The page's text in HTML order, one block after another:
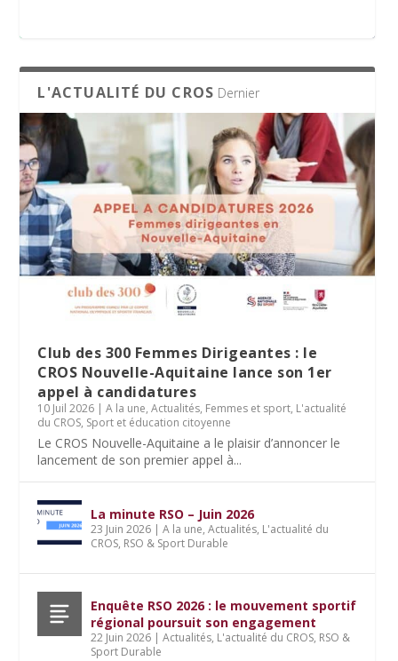
Le Village des Sports 2026 : dix jours de
partage et d’engagement
La minute RSO – Mai 2026
SPORT DATING 2026 : une matinée dédiée
à l’emploi et aux métiers du sport
L'ACTUALITÉ DU CROS Dernier
Club des 300 Femmes Dirigeantes : le
CROS Nouvelle-Aquitaine lance son 1er
appel à candidatures
10 Juil 2026 |A la une,Actualités, Femmes et sport, L'actualité
du CROS, Sport et éducation citoyenne
Le CROS Nouvelle-Aquitaine a le plaisir d’annoncer le
lancement de son premier appel à...
La minute RSO – Juin 2026
23 Juin 2026 |A la une,Actualités, L'actualité du
CROS, RSO & Sport Durable
Enquête RSO 2026 : le mouvement sportif
régional poursuit son engagement
22 Juin 2026 |Actualités, L'actualité du CROS, RSO &
Sport Durable